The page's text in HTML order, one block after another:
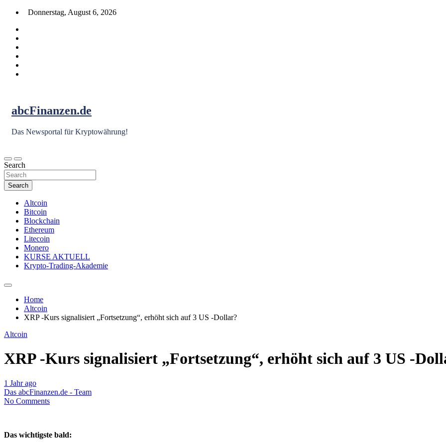
Skip
content
Donnerstag, August 6, 2026
abcFinanzen.de
Das Newsportal für Kryptowährung!
Search
Search
Altcoin
Bitcoin
Blockchain
Ethereum
Litecoin
Monero
KURSE AKTUELL
Krypto-Trading-Akademie
Home
Altcoin
XRP -Kurs signalisiert „Fortsetzung“, erhöht sich auf 3 US -Dollar?
Altcoin
XRP -Kurs signalisiert „Fortsetzung“, erhöht sich auf 3 US -
1 Jahr ago
Das abcFinanzen.de - Team
No Comments
Das wichtigste bald: